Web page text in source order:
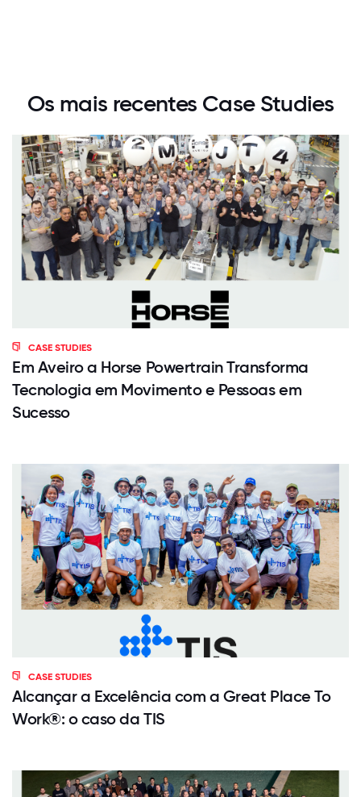
Os mais recentes Case Studies
CASE STUDIES
Em Aveiro a Horse Powertrain Transforma
Tecnologia em Movimento e Pessoas em
Sucesso
CASE STUDIES
Alcançar a Excelência com a Great Place To
Work®: o caso da TIS